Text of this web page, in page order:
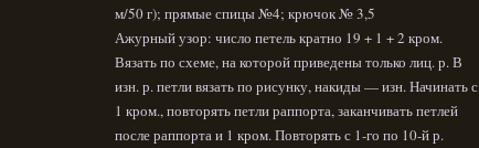
м/50 г); прямые спицы №4; крючок № 3,5
Ажурный узор: число петель кратно 19 + 1 + 2 кром.
Вязать по схеме, на которой приведены только лиц. р. В
изн. р. петли вязать по рисунку, накиды — изн. Начинать с
1 кром., повторять петли раппорта, заканчивать петлей
после раппорта и 1 кром. Повторять с 1-го по 10-й р.